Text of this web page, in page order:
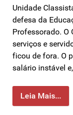
Unidade
defesa da
Professorado. O
serviços e
ficou de fora. O
salário instável
Leia Mais...